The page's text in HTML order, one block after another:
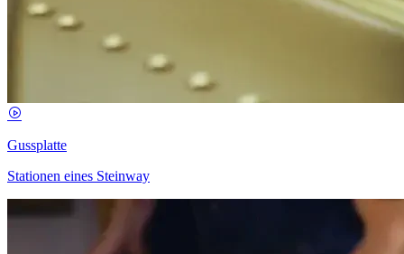
Gussplatte
Stationen eines Steinway